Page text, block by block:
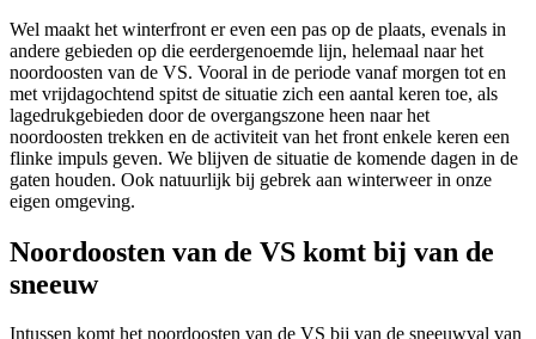
Wel maakt het winterfront er even een pas op de plaats, evenals in
andere gebieden op die eerdergenoemde lijn, helemaal naar het
noordoosten van de VS. Vooral in de periode vanaf morgen tot en
met vrijdagochtend spitst de situatie zich een aantal keren toe, als
lagedrukgebieden door de overgangszone heen naar het
noordoosten trekken en de activiteit van het front enkele keren een
flinke impuls geven. We blijven de situatie de komende dagen in de
gaten houden. Ook natuurlijk bij gebrek aan winterweer in onze
eigen omgeving.
Noordoosten van de VS komt bij van de
sneeuw
Intussen komt het noordoosten van de VS bij van de sneeuwval van